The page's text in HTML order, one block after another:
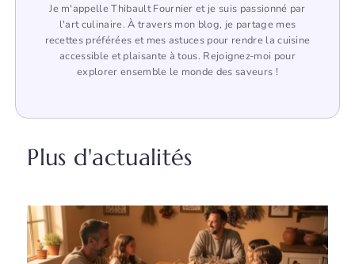
Je m'appelle Thibault Fournier et je suis passionné par
l'art culinaire. À travers mon blog, je partage mes
recettes préférées et mes astuces pour rendre la cuisine
accessible et plaisante à tous. Rejoignez-moi pour
explorer ensemble le monde des saveurs !
Plus d'actualités